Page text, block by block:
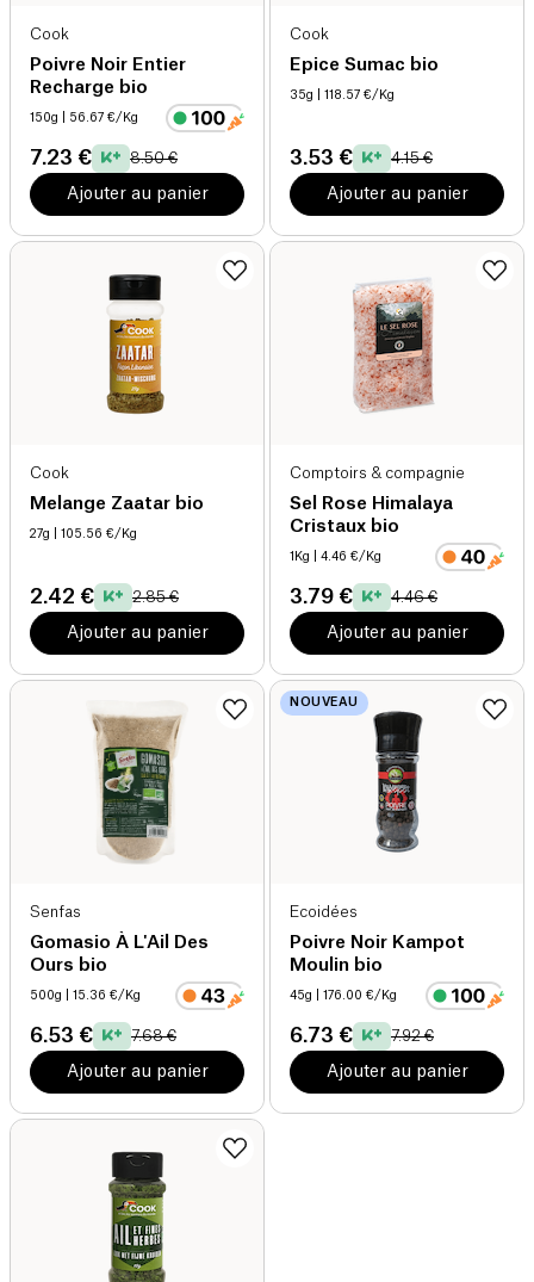
Cook
Poivre Noir Entier
Recharge bio
150g | 56.67 €/Kg
7.23 € 8.50 €
Ajouter au panier
Cook
Epice Sumac bio
35g | 118.57 €/Kg
3.53 € 4.15 €
Ajouter au panier
Cook
Melange Zaatar bio
27g | 105.56 €/Kg
2.42 € 2.85 €
Ajouter au panier
Comptoirs & compagnie
Sel Rose Himalaya
Cristaux bio
1Kg | 4.46 €/Kg
3.79 € 4.46 €
Ajouter au panier
Senfas
Gomasio À L'Ail Des
Ours bio
500g | 15.36 €/Kg
6.53 € 7.68 €
Ajouter au panier
NOUVEAU
Ecoidées
Poivre Noir Kampot
Moulin bio
45g | 176.00 €/Kg
6.73 € 7.92 €
Ajouter au panier